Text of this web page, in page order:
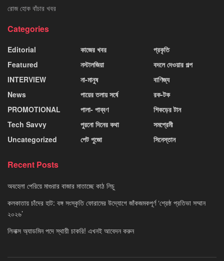
রোজ হোক বাঁচার খবর
Categories
Editorial
Featured
INTERVIEW
News
PROMOTIONAL
Tech Savvy
Uncategorized
কাজের খবর
নস্টালজিয়া
না-মানুষ
পায়ের তলায় সর্ষে
পালা- পাব্বণ
পুরনো দিনের কথা
পেট পুজো
প্রকৃতি
বদলে দেওয়ার গল্প
বাণিজ্য
রক-টক
শিকড়ের টান
সমপ্রেমী
সিনেস্তান
Recent Posts
অবহেলা পেরিয়ে মাগুরার বাজার মাতাচ্ছে কাঠ লিচু
কলকাতায় চাঁদের হাট: বঙ্গ সংস্কৃতি ফোরামের উদ্যোগে জাঁকজমকপূর্ণ ‘শ্রেষ্ঠ প্রতিভা সম্মান
২০২৬’
লিনাক্স অ্যাডমিন পদে স্থায়ী চাকরি! এখনই আবেদন করুন